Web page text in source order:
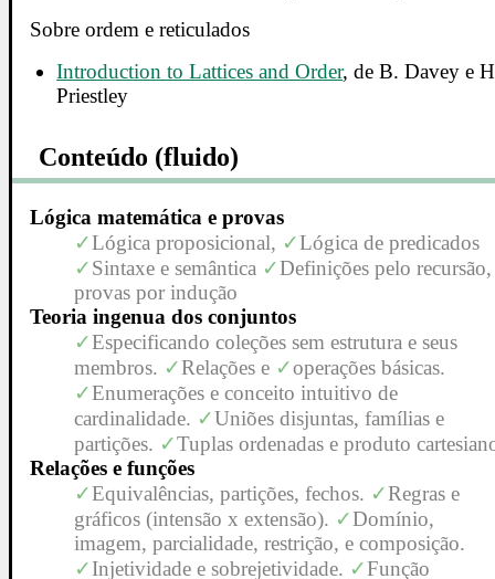
Sobre ordem e reticulados
Introduction to Lattices and Order, de B. Davey e
Priestley
Conteúdo (fluido)
Lógica matemática e provas
Lógica proposicional,
Lógica de predicados
Sintaxe e semântica
Definições pelo recursão,
provas por indução
Teoria ingenua dos conjuntos
Especificando coleções sem estrutura e seus
membros.
Relações e
operações básicas.
Enumerações e conceito intuitivo de
cardinalidade.
Uniões disjuntas, famílias e
partições.
Tuplas ordenadas e produto
Relações e funções
Equivalências, partições, fechos.
Regras e
gráficos (intensão x extensão).
Domínio,
imagem, parcialidade, restrição, e composição.
Injetividade e sobrejetividade.
Função